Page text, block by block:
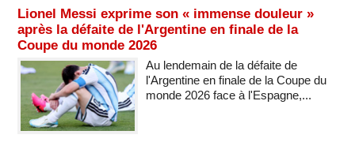
Lionel Messi exprime son « immense douleur »
après la défaite de l'Argentine en finale de la
Coupe du monde 2026
Au lendemain de la défaite de
l'Argentine en finale de la Coupe du
monde 2026 face à l'Espagne,...